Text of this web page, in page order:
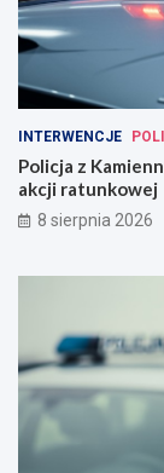
INTERWENCJE
Policja z
akcji ratunkowej
8 sierpnia 2026